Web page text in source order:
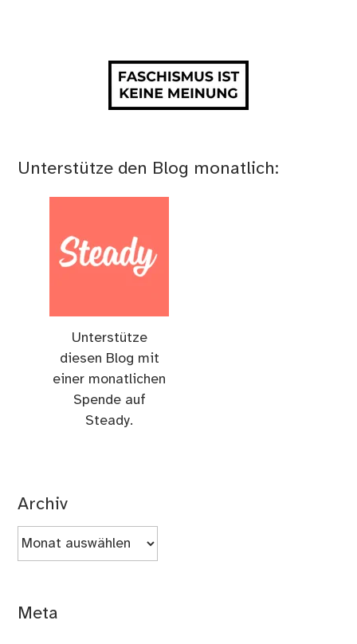
Unterstütze den Blog monatlich:
Unterstütze
diesen Blog mit
einer monatlichen
Spende auf
Steady.
Archiv
Archiv
Meta